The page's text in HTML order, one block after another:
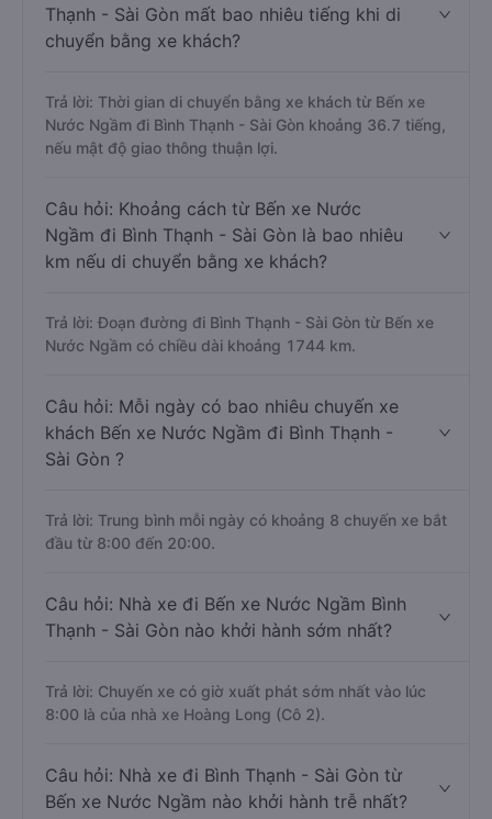
Thạnh - Sài Gòn mất bao nhiêu tiếng khi di
chuyển bằng xe khách?
Trả lời: Thời gian di chuyển bằng xe khách từ Bến xe
Nước Ngầm đi Bình Thạnh - Sài Gòn khoảng 36.7 tiếng,
nếu mật độ giao thông thuận lợi.
Câu hỏi: Khoảng cách từ Bến xe Nước
Ngầm đi Bình Thạnh - Sài Gòn là bao nhiêu
km nếu di chuyển bằng xe khách?
Trả lời: Đoạn đường đi Bình Thạnh - Sài Gòn từ Bến xe
Nước Ngầm có chiều dài khoảng 1744 km.
Câu hỏi: Mỗi ngày có bao nhiêu chuyến xe
khách Bến xe Nước Ngầm đi Bình Thạnh -
Sài Gòn ?
Trả lời: Trung bình mỗi ngày có khoảng 8 chuyến xe bắt
đầu từ 8:00 đến 20:00.
Câu hỏi: Nhà xe đi Bến xe Nước Ngầm Bình
Thạnh - Sài Gòn nào khởi hành sớm nhất?
Trả lời: Chuyến xe có giờ xuất phát sớm nhất vào lúc
8:00 là của nhà xe Hoàng Long (Cô 2).
Câu hỏi: Nhà xe đi Bình Thạnh - Sài Gòn từ
Bến xe Nước Ngầm nào khởi hành trễ nhất?